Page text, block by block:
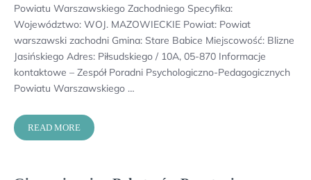
Powiatu Warszawskiego Zachodniego Specyfika:
Województwo: WOJ. MAZOWIECKIE Powiat: Powiat
warszawski zachodni Gmina: Stare Babice Miejscowość: Blizne
Jasińskiego Adres: Piłsudskiego / 10A, 05-870 Informacje
kontaktowe – Zespół Poradni Psychologiczno-Pedagogicznych
Powiatu Warszawskiego …
READ MORE